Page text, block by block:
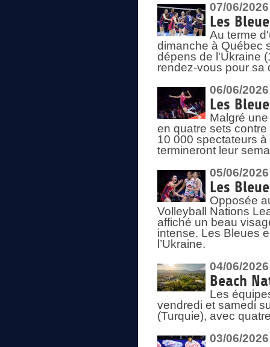
07/06/2026
Les
Au terme
dimanche à Québec
dépens de l'Ukraine
rendez-vous pour sa
06/06/2026
Les
Malgré
en quatre sets
10 000 spectateurs
termineront leur
05/06/2026
Les
Opposée
Volleyball Nations
affiché un beau
intense. Les Bleues
l’Ukraine.
04/06/2026
Beach
Les
vendredi et samedi
(Turquie), avec
03/06/2026